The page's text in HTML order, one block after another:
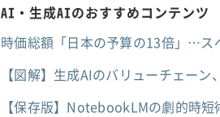
AI・生成AIのおすすめコンテンツ
時価総額「日本の予算の13倍」…ス
【図解】生成AIのバリューチェー
【保存版】NotebookLMの劇的時短